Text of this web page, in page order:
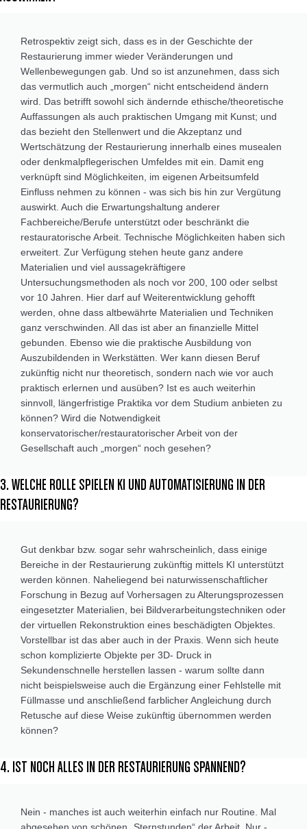
Retrospektiv zeigt sich, dass es in der Geschichte der
Restaurierung immer wieder Veränderungen und
Wellenbewegungen gab. Und so ist anzunehmen, dass sich
das vermutlich auch „morgen“ nicht entscheidend ändern
wird. Das betrifft sowohl sich ändernde ethische/theoretische
Auffassungen als auch praktischen Umgang mit Kunst; und
das bezieht den Stellenwert und die Akzeptanz und
Wertschätzung der Restaurierung innerhalb eines musealen
oder denkmalpflegerischen Umfeldes mit ein. Damit eng
verknüpft sind Möglichkeiten, im eigenen Arbeitsumfeld
Einfluss nehmen zu können - was sich bis hin zur Vergütung
auswirkt. Auch die Erwartungshaltung anderer
Fachbereiche/Berufe unterstützt oder beschränkt die
restauratorische Arbeit. Technische Möglichkeiten haben sich
erweitert. Zur Verfügung stehen heute ganz andere
Materialien und viel aussagekräftigere
Untersuchungsmethoden als noch vor 200, 100 oder selbst
vor 10 Jahren. Hier darf auf Weiterentwicklung gehofft
werden, ohne dass altbewährte Materialien und Techniken
ganz verschwinden. All das ist aber an finanzielle Mittel
gebunden. Ebenso wie die praktische Ausbildung von
Auszubildenden in Werkstätten. Wer kann diesen Beruf
zukünftig nicht nur theoretisch, sondern nach wie vor auch
praktisch erlernen und ausüben? Ist es auch weiterhin
sinnvoll, längerfristige Praktika vor dem Studium anbieten zu
können? Wird die Notwendigkeit
konservatorischer/restauratorischer Arbeit von der
Gesellschaft auch „morgen“ noch gesehen?
3. WELCHE ROLLE SPIELEN KI UND AUTOMATISIERUNG IN DER
RESTAURIERUNG?
Gut denkbar bzw. sogar sehr wahrscheinlich, dass einige
Bereiche in der Restaurierung zukünftig mittels KI unterstützt
werden können. Naheliegend bei naturwissenschaftlicher
Forschung in Bezug auf Vorhersagen zu Alterungsprozessen
eingesetzter Materialien, bei Bildverarbeitungstechniken oder
der virtuellen Rekonstruktion eines beschädigten Objektes.
Vorstellbar ist das aber auch in der Praxis. Wenn sich heute
schon komplizierte Objekte per 3D- Druck in
Sekundenschnelle herstellen lassen - warum sollte dann
nicht beispielsweise auch die Ergänzung einer Fehlstelle mit
Füllmasse und anschließend farblicher Angleichung durch
Retusche auf diese Weise zukünftig übernommen werden
können?
4. IST NOCH ALLES IN DER RESTAURIERUNG SPANNEND?
Nein - manches ist auch weiterhin einfach nur Routine. Mal